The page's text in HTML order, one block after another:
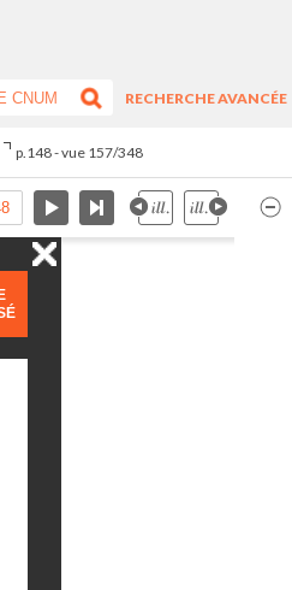
RECHERCHE AVANCÉE
p.148 - vue 157/348